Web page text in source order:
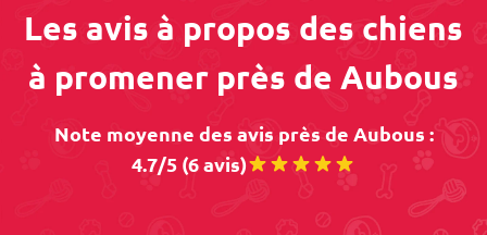
Les avis à propos des chiens
à promener près de Aubous
Note moyenne des avis près de Aubous :
4.7/5 (6 avis)